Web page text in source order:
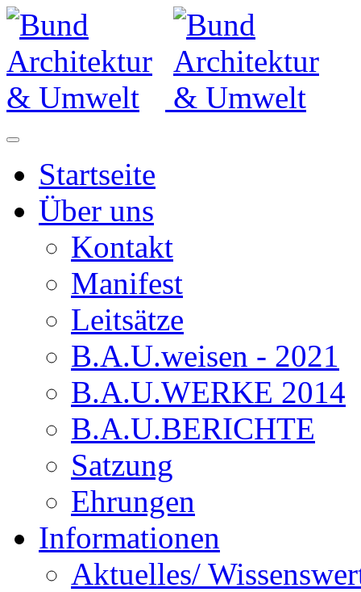
Startseite
Über uns
Kontakt
Manifest
Leitsätze
B.A.U.weisen - 2021
B.A.U.WERKE 2014
B.A.U.BERICHTE
Satzung
Ehrungen
Informationen
Aktuelles/